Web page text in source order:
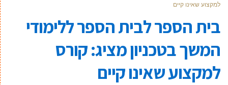
למקצוע שאינו קיים
בית הספר לבית הספר ללימודי
המשך בטכניון מציג: קורס
למקצוע שאינו קיים